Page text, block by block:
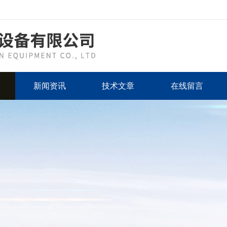
新闻资讯 技术文章 在线留言